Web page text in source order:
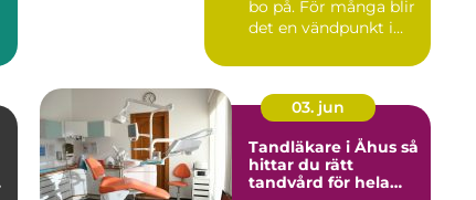
bo på. För många blir
det en vändpunkt i
03. jun
Tandläkare i Åhus så
hittar du rätt
tandvård för hela